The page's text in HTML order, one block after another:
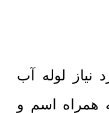
نیاز لوله آب
همراه اسم و